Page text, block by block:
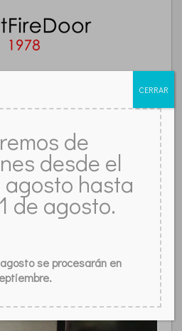
CONTACTAR BLOG
ELEGIR UNA
de
desde el
agosto hasta
de agosto.
se procesarán en
CERRAR